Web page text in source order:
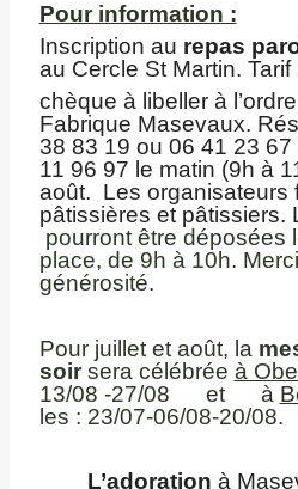
Pour information :
Inscription au repas
au Cercle St Martin.
chèque à libeller à
Fabrique Masevaux.
38 83 19 ou 06 41 23
11 96 97 le matin (9h à
août. Les organisateurs
pâtissières et pâtissiers.
pourront être déposées
place, de 9h à 10h.
générosité.
Pour juillet et août, la
soirsera célébrée à
13/08 -27/08 et à
les : 23/07-06/08-20/08.
L’adoration à